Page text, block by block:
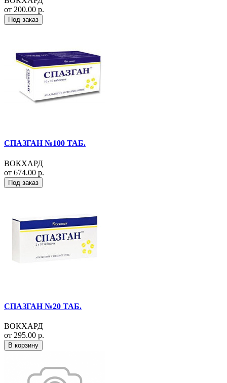
от 200.00 р.
Под заказ
СПАЗГАН №100 ТАБ.
ВОКХАРД
от 674.00 р.
Под заказ
СПАЗГАН №20 ТАБ.
ВОКХАРД
от 295.00 р.
В корзину